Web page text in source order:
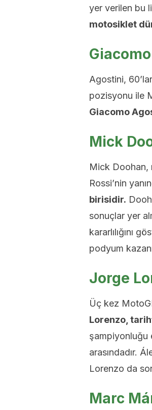
yer verilen bu
motosiklet
Agostini,
pozisyonu ile
Giacomo
Mick
Mick Doohan,
Rossi’nin
birisidir.
sonuçlar yer
kararlılığını
podyum
Jorge
Üç kez
Lorenzo,
şampiyonluğu
arasındadır.
Lorenzo da
Marc